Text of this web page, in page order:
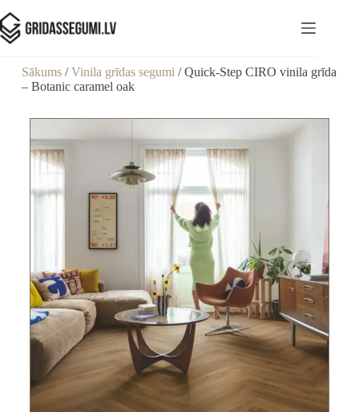
Sākums/Vinila grīdas segumi / Quick-Step CIRO vinila grīda
– Botanic caramel oak